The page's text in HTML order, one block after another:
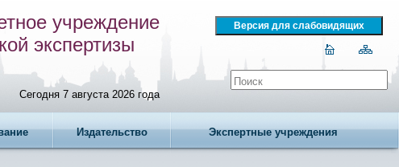
учреждение
экспертизы
Сегодня 7 августа 2026 года
Издательство Экспертные учреждения